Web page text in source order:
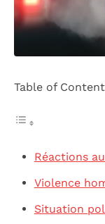
Table of
Réactions
Violence
Situation